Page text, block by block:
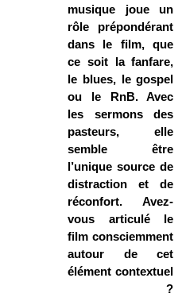
musique joue un
rôle prépondérant
dans le film, que
ce soit la fanfare,
le blues, le gospel
ou le RnB. Avec
les sermons des
pasteurs, elle
semble être
l’unique source de
distraction et de
réconfort. Avez-
vous articulé le
film consciemment
autour de cet
élément contextuel
?